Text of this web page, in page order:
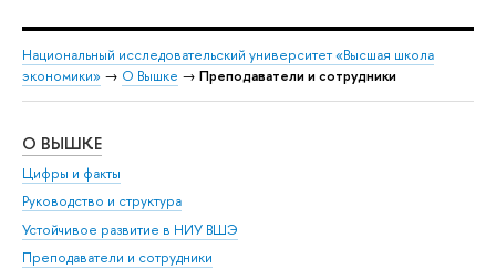
Национальный исследовательский университет «Высшая школа
экономики» → О Вышке → Преподаватели и сотрудники
О ВЫШКЕ
Цифры и факты
Руководство и структура
Устойчивое развитие в НИУ ВШЭ
Преподаватели и сотрудники